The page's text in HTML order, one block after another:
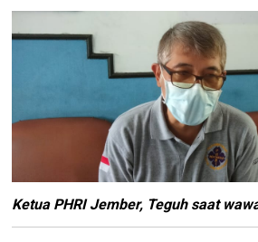
Ketua PHRI Jember, Teguh saat